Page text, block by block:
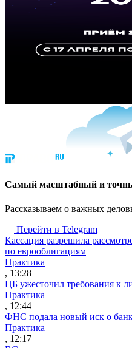
Cамый масштабный и
Рассказываем о важных
Перейти в Telegram
Кассация разрешила
по еврооблигациям
Практика
, 13:28
ЦБ ужесточил требования к
Практика
, 12:44
ФНС подала новый иск о
Практика
, 12:17